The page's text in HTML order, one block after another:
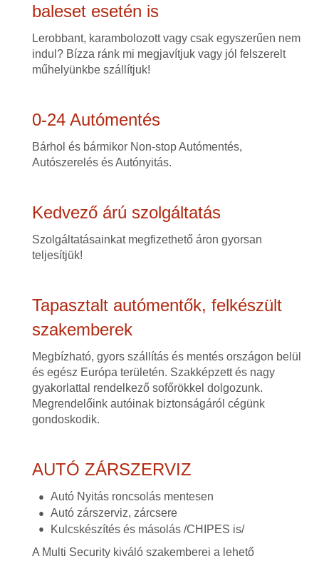
baleset esetén is
Lerobbant, karambolozott vagy csak egyszerűen nem
indul? Bízza ránk mi megjavítjuk vagy jól felszerelt
műhelyünkbe szállítjuk!
0-24 Autómentés
Bárhol és bármikor Non-stop Autómentés,
Autószerelés és Autónyitás.
Kedvező árú szolgáltatás
Szolgáltatásainkat megfizethető áron gyorsan
teljesítjük!
Tapasztalt autómentők, felkészült
szakemberek
Megbízható, gyors szállítás és mentés országon belül
és egész Európa területén. Szakképzett és nagy
gyakorlattal rendelkező sofőrökkel dolgozunk.
Megrendelőink autóinak biztonságáról cégünk
gondoskodik.
AUTÓ ZÁRSZERVIZ
Autó Nyitás roncsolás mentesen
Autó zárszerviz, zárcsere
Kulcskészítés és másolás /CHIPES is/
A Multi Security kiváló szakemberei a lehető